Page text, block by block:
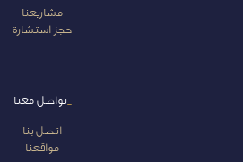
مشاريعنا
حجز استشارة
_تواصل معنا
اتصل بنا
مواقعنا